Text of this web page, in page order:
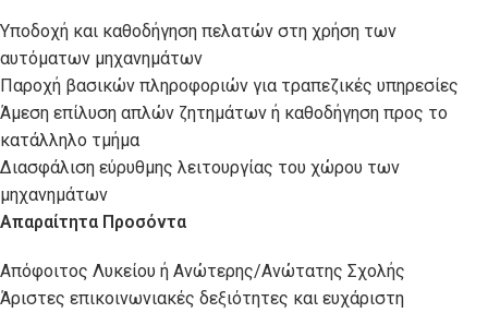
Υποδοχή και καθοδήγηση πελατών στη χρήση των
αυτόματων μηχανημάτων
Παροχή βασικών πληροφοριών για τραπεζικές υπηρεσίες
Άμεση επίλυση απλών ζητημάτων ή καθοδήγηση προς το
κατάλληλο τμήμα
Διασφάλιση εύρυθμης λειτουργίας του χώρου των
μηχανημάτων
Απαραίτητα Προσόντα
Απόφοιτος Λυκείου ή Ανώτερης/Ανώτατης Σχολής
Άριστες επικοινωνιακές δεξιότητες και ευχάριστη